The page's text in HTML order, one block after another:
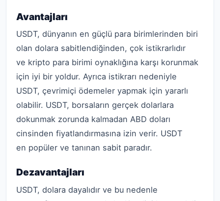
Avantajları
USDT, dünyanın en güçlü para birimlerinden biri
olan dolara sabitlendiğinden, çok istikrarlıdır
ve kripto para birimi oynaklığına karşı korunmak
için iyi bir yoldur. Ayrıca istikrarı nedeniyle
USDT, çevrimiçi ödemeler yapmak için yararlı
olabilir. USDT, borsaların gerçek dolarlara
dokunmak zorunda kalmadan ABD doları
cinsinden fiyatlandırmasına izin verir. USDT
en popüler ve tanınan sabit paradır.
Dezavantajları
USDT, dolara dayalıdır ve bu nedenle